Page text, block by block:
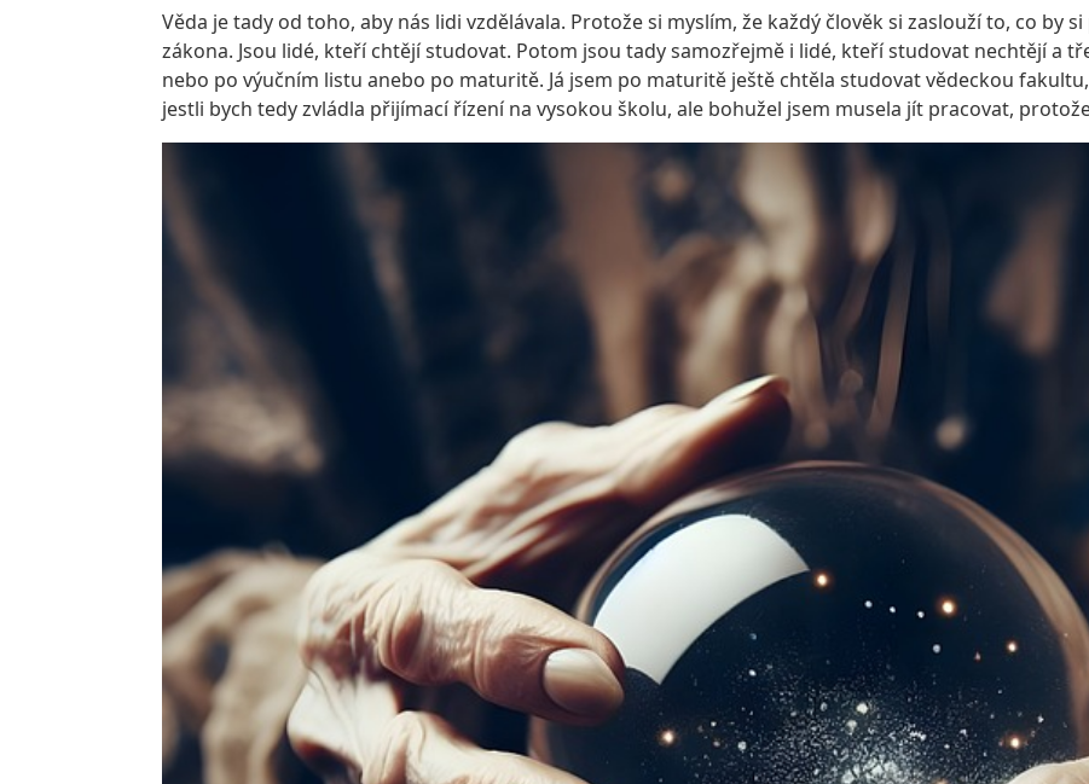
Věda je tady od toho, aby nás lidi vzdělávala. Protože si myslím, že každý člověk si zaslouží to, co by
zákona. Jsou lidé, kteří chtějí studovat. Potom jsou tady samozřejmě i lidé, kteří studovat nechtějí a
nebo po výučním listu anebo po maturitě. Já jsem po maturitě ještě chtěla studovat vědeckou
jestli bych tedy zvládla přijímací řízení na vysokou školu, ale bohužel jsem musela jít pracovat,